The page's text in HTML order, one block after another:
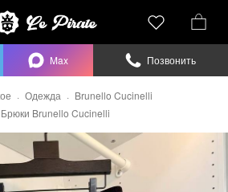
Одежда
Brunello Cucinelli
Брюки Brunello Cucinelli
Max Позвонить